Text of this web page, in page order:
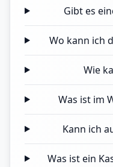
Gibt es
Wo kann ich
Wie
Was ist im
Kann ich
Was ist ein